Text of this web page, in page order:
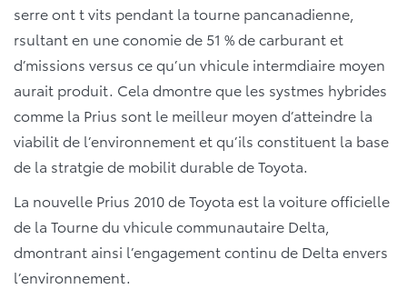
serre ont t vits pendant la tourne pancanadienne,
rsultant en une conomie de 51 % de carburant et
d’missions versus ce qu’un vhicule intermdiaire moyen
aurait produit. Cela dmontre que les systmes hybrides
comme la Prius sont le meilleur moyen d’atteindre la
viabilit de l’environnement et qu’ils constituent la base
de la stratgie de mobilit durable de Toyota.
La nouvelle Prius 2010 de Toyota est la voiture officielle
de la Tourne du vhicule communautaire Delta,
dmontrant ainsi l’engagement continu de Delta envers
l’environnement.